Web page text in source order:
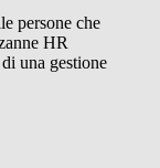
persone che
HR
una gestione